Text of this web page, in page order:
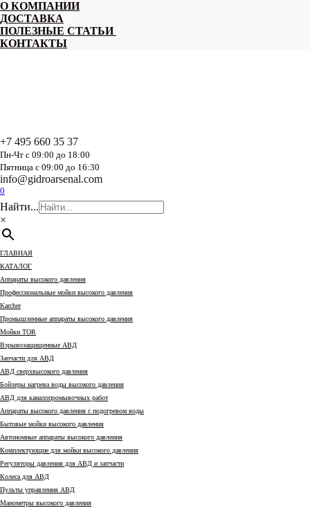
Перейти
к
содержанию
О КОМПАНИИ
ДОСТАВКА
ПОЛЕЗНЫЕ СТАТЬИ
КОНТАКТЫ
+7 495 660 35 37
Пн-Чт с 09:00 до 18:00
Пятница с 09:00 до 16:30
info@gidroarsenal.com
0
Найти...
×
ГЛАВНАЯ
КАТАЛОГ
Аппараты высокого давления
Профессиональные мойки высокого давления
Karcher
Промышленные аппараты высокого давления
Мойки TOR
Взрывозащищенные АВД
Запчасти для АВД
АВД сверхвысокого давления
Бойлеры нагрева воды высокого давления
АВД для каналопромывочных работ
Аппараты высокого давления с подогревом воды
Бытовые мойки высокого давления
Автономные аппараты высокого давления
Комплектующие для мойки высокого давления
Регуляторы давления для АВД и запчасти
Колеса для АВД
Пульты управления АВД
Манометры высокого давления